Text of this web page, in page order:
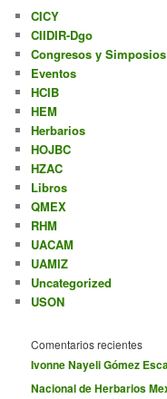
CICY
CIIDIR-Dgo
Congresos y Simposios
Eventos
HCIB
HEM
Herbarios
HOJBC
HZAC
Libros
QMEX
RHM
UACAM
UAMIZ
Uncategorized
USON
Comentarios recientes
Ivonne Nayeli Gómez
Nacional de Herbarios